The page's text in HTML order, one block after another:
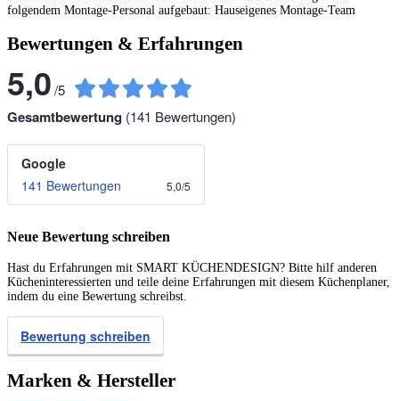
folgendem Montage-Personal aufgebaut: Hauseigenes Montage-Team
Bewertungen & Erfahrungen
5,0/5
Gesamtbewertung (141 Bewertungen)
Google
141 Bewertungen
5,0/5
Neue Bewertung schreiben
Hast du Erfahrungen mit SMART KÜCHENDESIGN? Bitte hilf anderen
Kücheninteressierten und teile deine Erfahrungen mit diesem Küchenplaner,
indem du eine Bewertung schreibst.
Bewertung schreiben
Marken & Hersteller